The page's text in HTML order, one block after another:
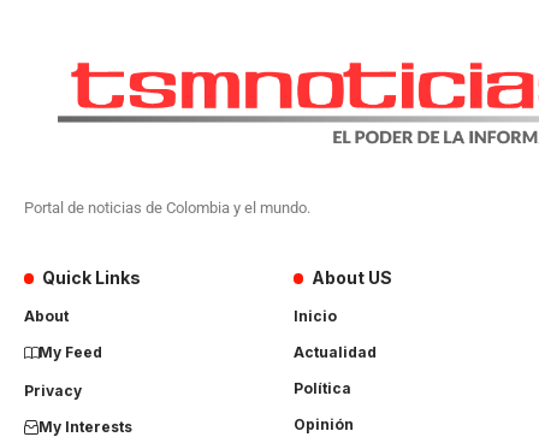
Portal de noticias de Colombia y el mundo.
Quick Links
About
My Feed
Privacy
My Interests
About US
Inicio
Actualidad
Política
Opinión